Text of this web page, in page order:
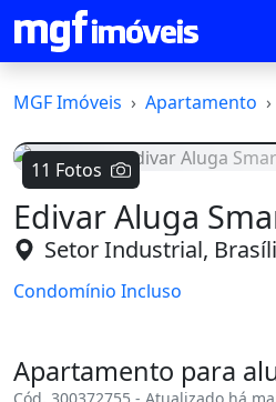
MGF Imóveis Apartamento
11 Fotos
Voltar
Edivar Aluga
Setor Industrial,
Condomínio Incluso
Apartamento para